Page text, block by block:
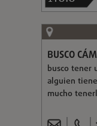
BUSCO
busco tener
alguien
mucho